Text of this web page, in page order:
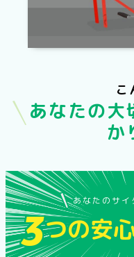
こ
あなたの大
か
あなたのサイ
3つの安